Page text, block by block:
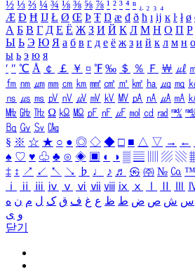
½ ⅓ ⅔ ¼ ¾ ⅛ ⅜ ⅝ ⅞ ¹ ² ³ ⁴ ⁿ ₁ ₂ ₃ ₄
Æ Ð Ħ Ĳ Ł Ø Œ Þ Ŧ Ŋ æ đ ð ħ ı ĳ ĸ ŀ ł ø
А Б В Г Д Е Ё Ж З И Й К Л М Н О П Р
Ы Ь Э Ю Я а б в г д е ё ж з и й к л м н о
ы ь э ю я
′ ″ ℃ Å ￠ ￡ ￥ ¤ ℉ ‰ ＄ ％ Ｆ ￦ ㎕
㎙ ㎚ ㎛ ㎜ ㎝ ㎞ ㎟ ㎠ ㎡ ㎢ ㏊ ㎍ ㎎
㎱ ㎲ ㎳ ㎴ ㎵ ㎶ ㎷ ㎸ ㎹ ㎀ ㎁ ㎂ ㎃
㎒ ㎓ ㎔ Ω ㏀ ㏁ ㎊ ㎋ ㎌ ㏖ ㏅ ㎭ ㎮
㏃ ㏉ ㏜ ㏆
§ ※ ☆ ★ ○ ● ◎ ◇ ◆ □ ■ △ ▽ → ←
♠ ♡ ♥ ♧ ♣ ⊙ ◈ ▣ ◐ ◑ ▒ ▤ ▨ ▧
‡ ↕ ↗ ↙ ↖ ↘ ♭ ♩ ♪ ♬ ㉿ ㈜ № ㏇ ™
ⅰ
ⅱ ⅲ ⅳ ⅴ ⅵ ⅶ ⅷ ⅸ ⅹ
س ش ص ض ط ظ ع غ ف ق ک ل م ن ه
و ی
닫기